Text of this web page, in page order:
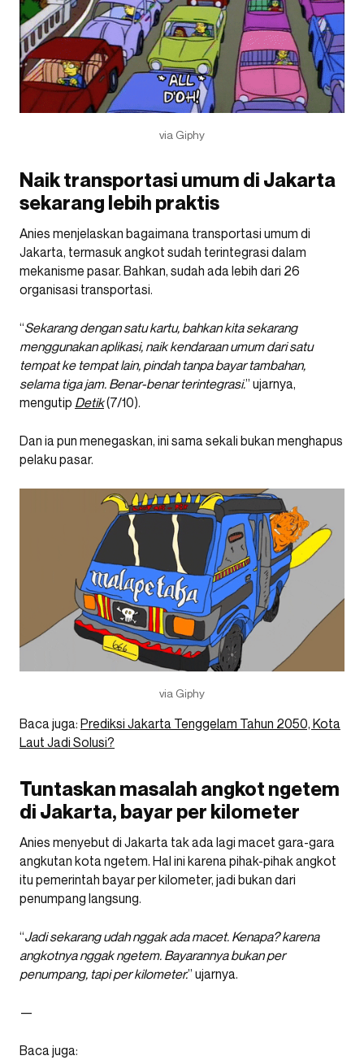
via Giphy
Naik transportasi umum di Jakarta
sekarang lebih praktis
Anies menjelaskan bagaimana transportasi umum di
Jakarta, termasuk angkot sudah terintegrasi dalam
mekanisme pasar. Bahkan, sudah ada lebih dari 26
organisasi transportasi.
“Sekarang dengan satu kartu, bahkan kita sekarang
menggunakan aplikasi, naik kendaraan umum dari satu
tempat ke tempat lain, pindah tanpa bayar tambahan,
selama tiga jam. Benar-benar terintegrasi.” ujarnya,
mengutip Detik(7/10).
Dan ia pun menegaskan, ini sama sekali bukan menghapus
pelaku pasar.
via Giphy
Baca juga: Prediksi Jakarta Tenggelam Tahun 2050, Kota
Laut Jadi Solusi?
Tuntaskan masalah angkot ngetem
di Jakarta, bayar per kilometer
Anies menyebut di Jakarta tak ada lagi macet gara-gara
angkutan kota ngetem. Hal ini karena pihak-pihak angkot
itu pemerintah bayar per kilometer, jadi bukan dari
penumpang langsung.
“Jadi sekarang udah nggak ada macet. Kenapa? karena
angkotnya nggak ngetem. Bayarannya bukan per
penumpang, tapi per kilometer.” ujarnya.
—
Baca juga: